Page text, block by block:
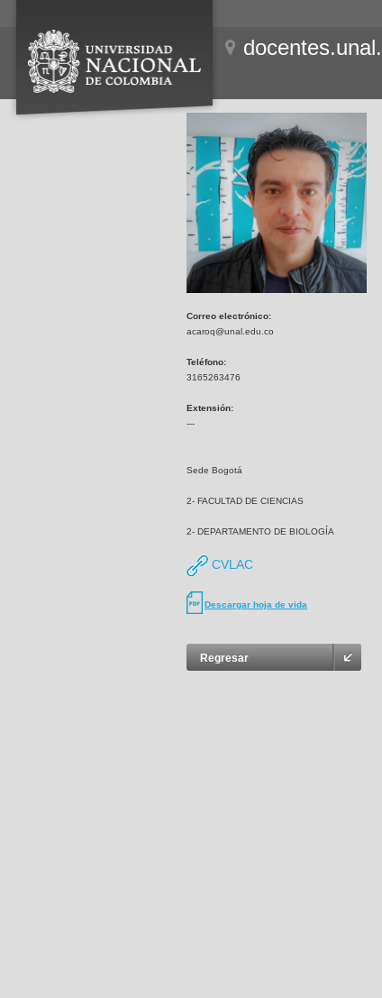
Correo electrónico:
acaroq@unal.edu.co
Teléfono:
3165263476
Extensión:
---
Sede Bogotá
2- FACULTAD DE CIENCIAS
2- DEPARTAMENTO DE BIOLOGÍA
CVLAC
Descargar hoja de vida
Regresar